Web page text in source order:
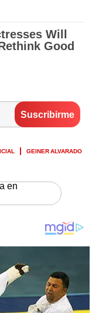
GEINER ALVARADO
en